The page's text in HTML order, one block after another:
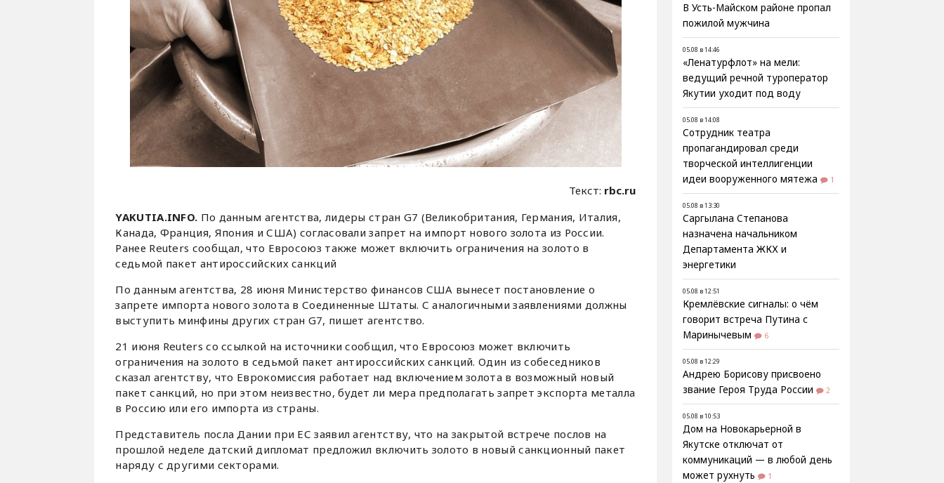
Текст: rbc.ru
YAKUTIA.INFO. По данным агентства, лидеры стран G7 (Великобритания, Германия, Италия,
Канада, Франция, Япония и США) согласовали запрет на импорт нового золота из России.
Ранее Reuters сообщал, что Евросоюз также может включить ограничения на золото в
седьмой пакет антироссийских санкций
По данным агентства, 28 июня Министерство финансов США вынесет постановление о
запрете импорта нового золота в Соединенные Штаты. С аналогичными заявлениями должны
выступить минфины других стран G7, пишет агентство.
21 июня Reuters со ссылкой на источники сообщил, что Евросоюз может включить
ограничения на золото в седьмой пакет антироссийских санкций. Один из собеседников
сказал агентству, что Еврокомиссия работает над включением золота в возможный новый
пакет санкций, но при этом неизвестно, будет ли мера предполагать запрет экспорта металла
в Россию или его импорта из страны.
Представитель посла Дании при ЕС заявил агентству, что на закрытой встрече послов на
прошлой неделе датский дипломат предложил включить золото в новый санкционный пакет
наряду с другими секторами.
В Усть-Майском районе пропал
пожилой мужчина
05.08 в 14:46
«Ленатурфлот» на мели:
ведущий речной туроператор
Якутии уходит под воду
05.08 в 14:08
Сотрудник театра
пропагандировал среди
творческой интеллигенции
идеи вооруженного мятежа
1
05.08 в 13:30
Саргылана Степанова
назначена начальником
Департамента ЖКХ и
энергетики
05.08 в 12:51
Кремлёвские сигналы: о чём
говорит встреча Путина с
Маринычевым
6
05.08 в 12:29
Андрею Борисову присвоено
звание Героя Труда России
2
05.08 в 10:53
Дом на Новокарьерной в
Якутске отключат от
коммуникаций — в любой день
может рухнуть
1